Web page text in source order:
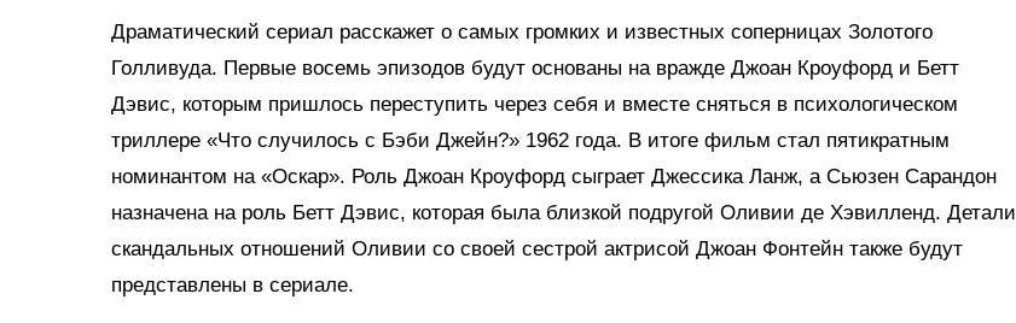
Драматический сериал расскажет о самых громких и известных соперницах Золотого
Голливуда. Первые восемь эпизодов будут основаны на вражде Джоан Кроуфорд и Бетт
Дэвис, которым пришлось переступить через себя и вместе сняться в психологическом
триллере «Что случилось с Бэби Джейн?» 1962 года. В итоге фильм стал пятикратным
номинантом на «Оскар». Роль Джоан Кроуфорд сыграет Джессика Ланж, а Сьюзен Сарандон
назначена на роль Бетт Дэвис, которая была близкой подругой Оливии де Хэвилленд. Детали
скандальных отношений Оливии со своей сестрой актрисой Джоан Фонтейн также будут
представлены в сериале.